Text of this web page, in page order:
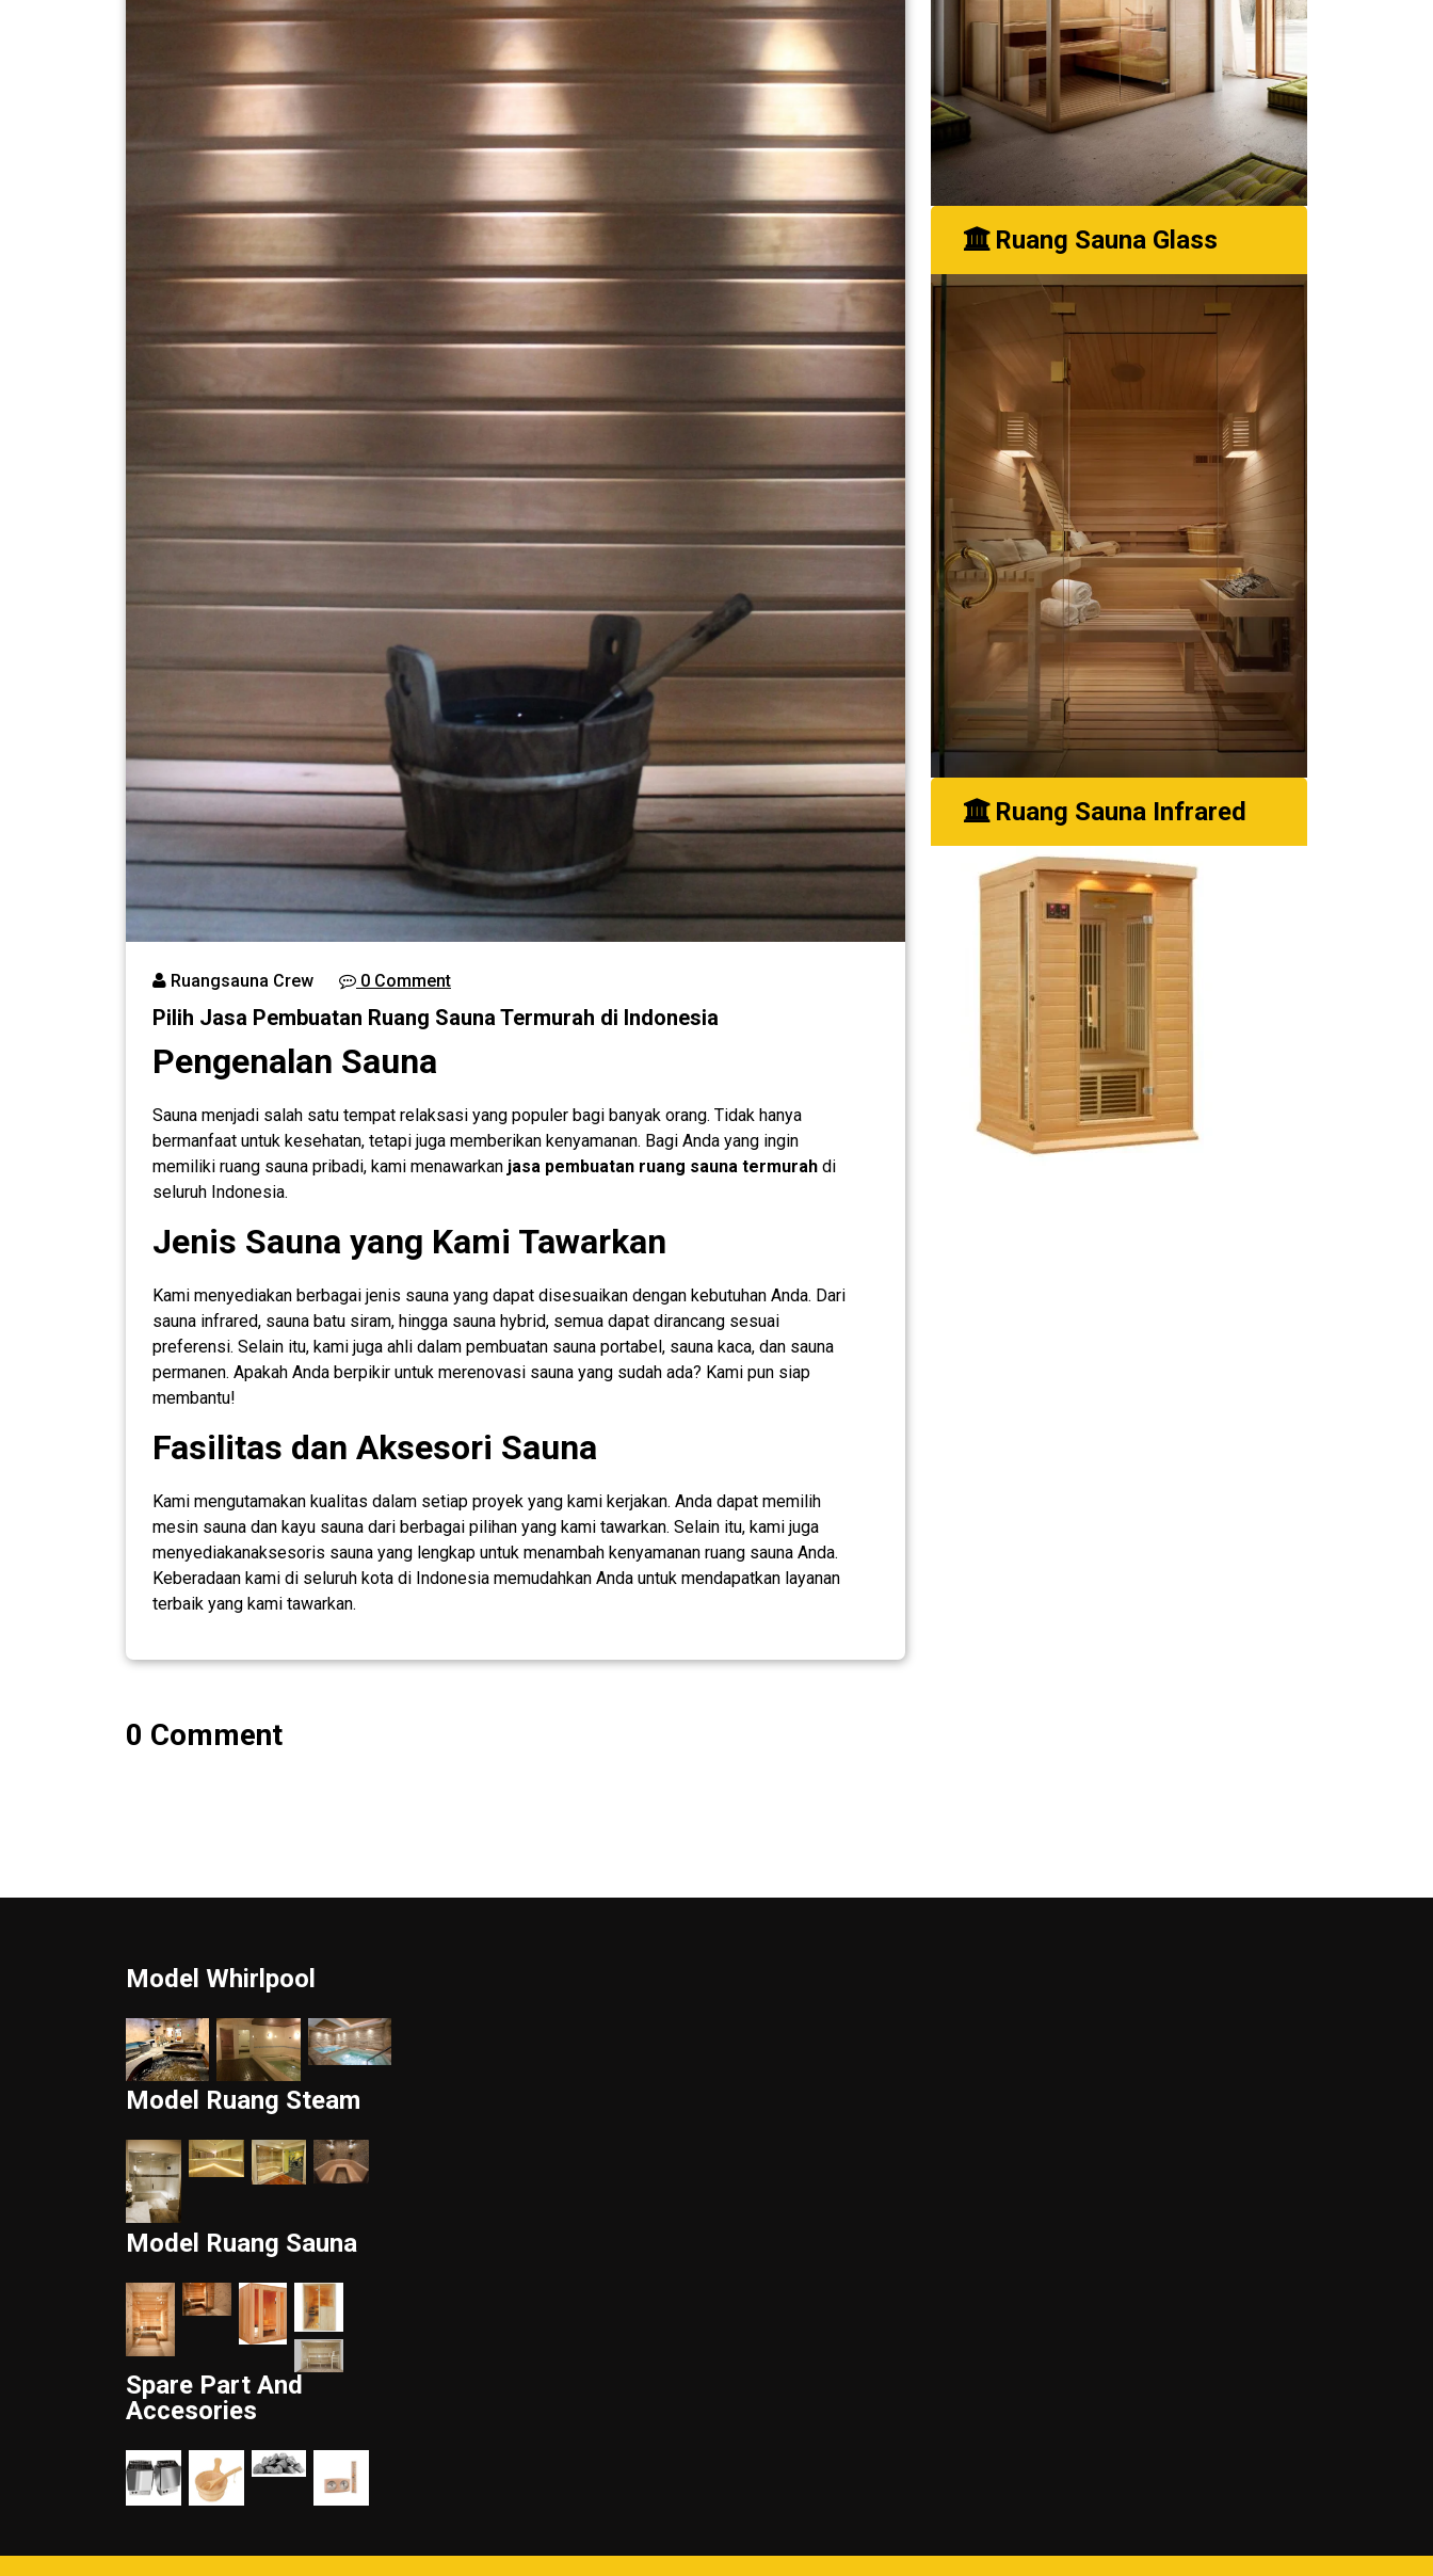
Ruangsauna Crew 0 Comment
Pilih Jasa Pembuatan Ruang Sauna Termurah di Indonesia
Pengenalan Sauna
Sauna menjadi salah satu tempat relaksasi yang populer bagi banyak orang. Tidak hanya
bermanfaat untuk kesehatan, tetapi juga memberikan kenyamanan. Bagi Anda yang ingin
memiliki ruang sauna pribadi, kami menawarkan jasa pembuatan ruang sauna termurah di
seluruh Indonesia.
Jenis Sauna yang Kami Tawarkan
Kami menyediakan berbagai jenis sauna yang dapat disesuaikan dengan kebutuhan Anda. Dari
sauna infrared, sauna batu siram, hingga sauna hybrid, semua dapat dirancang sesuai
preferensi. Selain itu, kami juga ahli dalam pembuatan sauna portabel, sauna kaca, dan sauna
permanen. Apakah Anda berpikir untuk merenovasi sauna yang sudah ada? Kami pun siap
membantu!
Fasilitas dan Aksesori Sauna
Kami mengutamakan kualitas dalam setiap proyek yang kami kerjakan. Anda dapat memilih
mesin sauna dan kayu sauna dari berbagai pilihan yang kami tawarkan. Selain itu, kami juga
menyediakanaksesoris sauna yang lengkap untuk menambah kenyamanan ruang sauna Anda.
Keberadaan kami di seluruh kota di Indonesia memudahkan Anda untuk mendapatkan layanan
terbaik yang kami tawarkan.
0 Comment
Ruang Sauna Glass
Ruang Sauna Infrared
Model Whirlpool
Model Ruang Steam
Model Ruang Sauna
Spare Part And
Accesories